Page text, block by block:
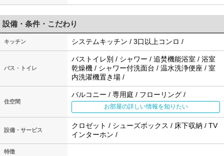
設備・条件・こだわり
キッチン システムキッチン / 3口以上コンロ /
バス・トイレ
バストイレ別 / シャワー / 追焚機能浴室 / 浴室
乾燥機 / シャワー付洗面台 / 温水洗浄便座 / 室
内洗濯機置き場 /
住空間
バルコニー / 専用庭 / フローリング /
お部屋の詳しい情報を知りたい
設備・サービス
クロゼット / シューズボックス / 床下収納 / TV
インターホン /
特徴